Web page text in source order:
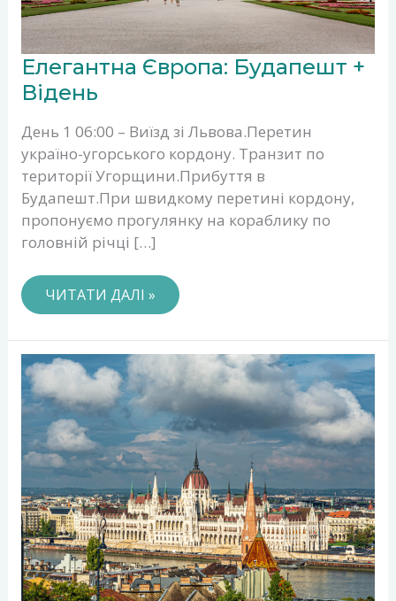
Елегантна Європа: Будапешт +
Відень
День 1 06:00 – Виїзд зі Львова.Перетин
україно-угорського кордону. Транзит по
території Угорщини.Прибуття в
Будапешт.При швидкому перетині кордону,
пропонуємо прогулянку на кораблику по
головній річці […]
ЕЛЕГАНТНА
ЄВРОПА:
БУДАПЕШТ
+
ЧИТАТИ ДАЛІ »